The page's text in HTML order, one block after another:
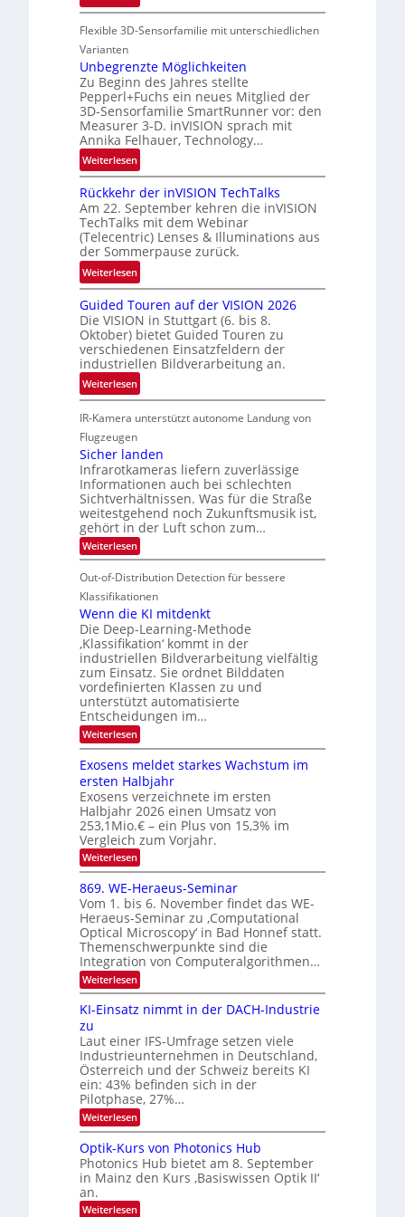
-
u
n
d
R
a
u
m
f
a
r
t
t
e
c
h
n
i
k
i
o
n
P
a
t
n
e
r
s
c
h
t
z
w
i
s
c
h
e
n
4
K
M
e
m
s
u
n
d
M
a
n
t
i
S
p
e
c
t
r
a
Flexible 3D-Sensorfamilie mit unterschiedlichen
Varianten
Unbegrenzte Möglichkeiten
Zu Beginn des Jahres stellte
Pepperl+Fuchs ein neues Mitglied der
3D-Sensorfamilie SmartRunner vor: den
Measurer 3-D. inVISION sprach mit
Annika Felhauer, Technology…
Weiterlesen:
U
n
b
e
g
r
e
z
t
e
M
ö
g
l
i
c
h
k
e
i
t
e
n
Rückkehr der inVISION TechTalks
Am 22. September kehren die inVISION
TechTalks mit dem Webinar
(Telecentric) Lenses & Illuminations aus
der Sommerpause zurück.
Weiterlesen:
R
ü
c
k
k
e
h
d
e
r
i
n
V
I
S
I
O
N
T
e
c
h
T
a
l
k
s
Guided Touren auf der VISION 2026
Die VISION in Stuttgart (6. bis 8.
Oktober) bietet Guided Touren zu
verschiedenen Einsatzfeldern der
industriellen Bildverarbeitung an.
Weiterlesen:
G
u
i
d
e
d
T
o
u
r
e
u
f
d
e
r
V
I
S
I
O
N
2
0
2
6
IR-Kamera unterstützt autonome Landung von
Flugzeugen
Sicher landen
Infrarotkameras liefern zuverlässige
Informationen auch bei schlechten
Sichtverhältnissen. Was für die Straße
weitestgehend noch Zukunftsmusik ist,
gehört in der Luft schon zum…
Weiterlesen:
S
c
h
r
l
a
n
d
e
n
Out-of-Distribution Detection für bessere
Klassifikationen
Wenn die KI mitdenkt
Die Deep-Learning-Methode
‚Klassifikation‘ kommt in der
industriellen Bildverarbeitung vielfältig
zum Einsatz. Sie ordnet Bilddaten
vordefinierten Klassen zu und
unterstützt automatisierte
Entscheidungen im…
Weiterlesen:
W
n
n
d
i
e
K
I
m
i
t
e
n
k
t
Exosens meldet starkes Wachstum im
ersten Halbjahr
Exosens verzeichnete im ersten
Halbjahr 2026 einen Umsatz von
253,1Mio.€ – ein Plus von 15,3% im
Vergleich zum Vorjahr.
Weiterlesen:
E
x
o
s
e
n
s
m
e
l
d
e
t
a
r
k
e
s
W
a
c
h
s
t
u
m
869. WE-Heraeus-Seminar
Vom 1. bis 6. November findet das WE-
Heraeus-Seminar zu ‚Computational
Optical Microscopy‘ in Bad Honnef statt.
Themenschwerpunkte sind die
Integration von Computeralgorithmen…
Weiterlesen:
8
9
W
E
-
H
e
r
a
e
u
s
-
S
m
KI-Einsatz nimmt in der DACH-Industrie
zu
Laut einer IFS-Umfrage setzen viele
Industrieunternehmen in Deutschland,
Österreich und der Schweiz bereits KI
ein: 43% befinden sich in der
Pilotphase, 27%…
Weiterlesen:
K
-
E
i
s
Optik-Kurs von Photonics Hub
Photonics Hub bietet am 8. September
in Mainz den Kurs ‚Basiswissen Optik II‘
an.
Weiterlesen: